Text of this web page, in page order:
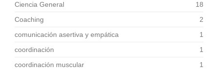
Ciencia General
18
Coaching
2
comunicación asertiva y empática
1
coordinación
1
coordinación muscular
1